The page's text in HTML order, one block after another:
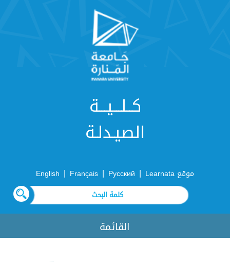
كــلـــيـــة
الصيـدلـة
موقع Learnata |
Русский
|
Français
|
English
القائمة